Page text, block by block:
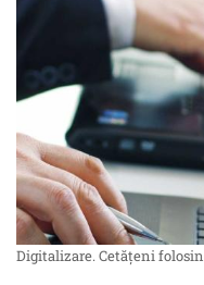
Digitalizare. Cetățeni